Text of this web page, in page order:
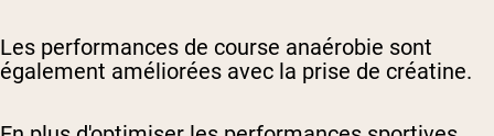
Les performances de course anaérobie sont
également améliorées avec la prise de créatine.